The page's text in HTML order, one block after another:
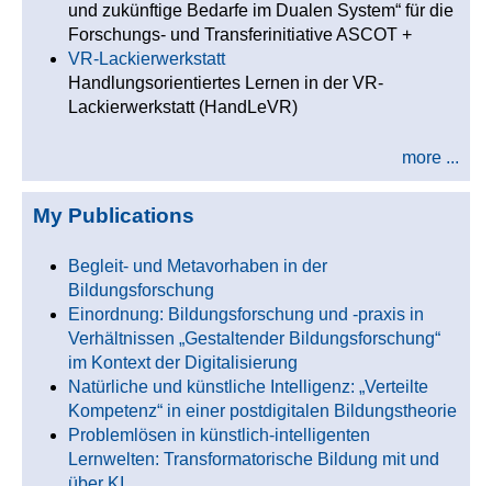
und zukünftige Bedarfe im Dualen System“ für die
Forschungs- und Transferinitiative ASCOT +
VR-Lackierwerkstatt
Handlungsorientiertes Lernen in der VR-
Lackierwerkstatt (HandLeVR)
more ...
My Publications
Begleit- und Metavorhaben in der
Bildungsforschung
Einordnung: Bildungsforschung und -praxis in
Verhältnissen „Gestaltender Bildungsforschung“
im Kontext der Digitalisierung
Natürliche und künstliche Intelligenz: „Verteilte
Kompetenz“ in einer postdigitalen Bildungstheorie
Problemlösen in künstlich-intelligenten
Lernwelten: Transformatorische Bildung mit und